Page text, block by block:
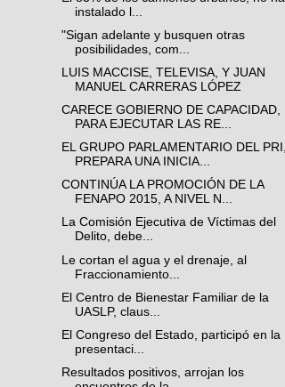
instalado l...
"Sigan adelante y busquen otras
posibilidades, com...
LUIS MACCISE, TELEVISA, Y JUAN
MANUEL CARRERAS LÓPEZ
CARECE GOBIERNO DE CAPACIDAD,
PARA EJECUTAR LAS RE...
EL GRUPO PARLAMENTARIO DEL PRI,
PREPARA UNA INICIA...
CONTINÚA LA PROMOCIÓN DE LA
FENAPO 2015, A NIVEL N...
La Comisión Ejecutiva de Víctimas del
Delito, debe...
Le cortan el agua y el drenaje, al
Fraccionamiento...
El Centro de Bienestar Familiar de la
UASLP, claus...
El Congreso del Estado, participó en la
presentaci...
Resultados positivos, arrojan los